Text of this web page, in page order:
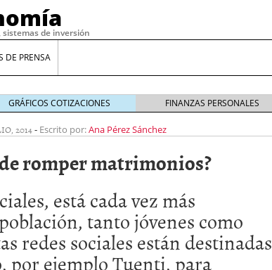
de inversión
DE PRENSA
Agilidad: ¿Por qué el Préstamo Promotor privado
GRÁFICOS COTIZACIONES FINANZAS PERSONALES
2014- Escrito por:Ana Pérez Sánchez
romper matrimonios?
está cada vez más
tanto jóvenes como
redes sociales están destinadas
por ejemplo Tuenti, para